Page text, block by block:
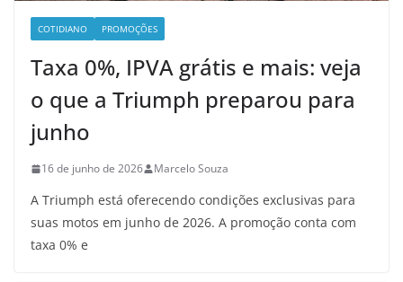
COTIDIANO PROMOÇÕES
Taxa 0%, IPVA grátis e mais: veja
o que a Triumph preparou para
junho
16 de junho de 2026 Marcelo Souza
A Triumph está oferecendo condições exclusivas para
suas motos em junho de 2026. A promoção conta com
taxa 0% e